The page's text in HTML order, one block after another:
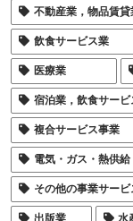
不動産業，物品賃貸
飲食サービス業
医療業
宿泊業，飲食サービ
複合サービス事業
電気・ガス・熱供
その他の事業サービ